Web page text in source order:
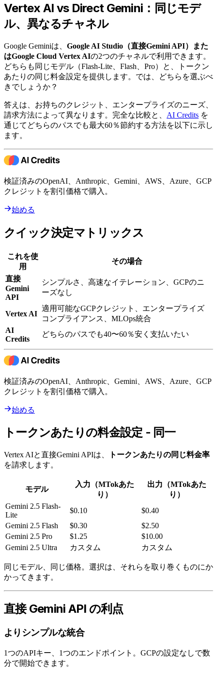
Vertex AI vs Direct Gemini：同じモデ
ル、異なるチャネル
Google Geminiは、 Google AI Studio（直接Gemini API）
また
はGoogle Cloud Vertex AIの2つのチャネルで利用できます。
どちらも同じモデル（Flash-Lite、Flash、Pro）と、トークン
あたりの同じ料金設定を提供します。では、どちらを選ぶべ
きでしょうか？
答えは、お持ちのクレジット、エンタープライズのニーズ、
請求方法によって異なります。完全な比較と、 AI Credits を
通じてどちらのパスでも最大60％節約する方法を以下に示し
ます。
検証済みのOpenAI、Anthropic、Gemini、AWS、Azure、GCP
クレジットを割引価格で購入。
始める
クイック決定マトリックス
これを使
用
その場合
直接
Gemini
API
シンプルさ、高速なイテレーション、GCPのニ
ーズなし
Vertex AI
適用可能なGCPクレジット、エンタープライズ
コンプライアンス、MLOps統合
AI
Credits
どちらのパスでも40〜60％安く支払いたい
検証済みのOpenAI、Anthropic、Gemini、AWS、Azure、GCP
クレジットを割引価格で購入。
始める
トークンあたりの料金設定 - 同一
Vertex AIと直接Gemini APIは、
トークンあたりの同じ料金率
を請求します。
モデル
入力（MTokあた
り）
出力（MTokあた
り）
Gemini 2.5 Flash-
Lite
$0.10
$0.40
Gemini 2.5 Flash
$0.30
$2.50
Gemini 2.5 Pro
$1.25
$10.00
Gemini 2.5 Ultra
カスタム カスタム
同じモデル、同じ価格。選択は、それらを取り巻くものにか
かってきます。
直接 Gemini API の利点
よりシンプルな統合
1つのAPIキー、1つのエンドポイント。GCPの設定なしで数
分で開始できます。